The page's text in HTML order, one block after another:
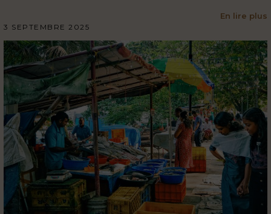
En lire plus
3 SEPTEMBRE 2025